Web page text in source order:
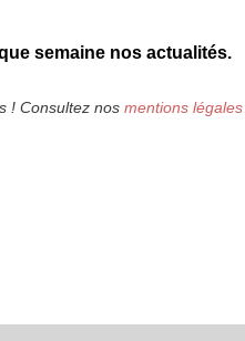
semaine nos actualités.
! Consultez nos mentions légales